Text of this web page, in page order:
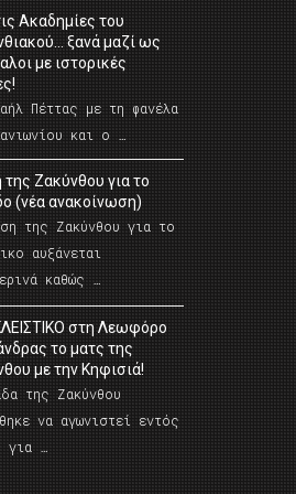
Ακαδημίες του
ξανά μαζί ως
με ιστορικές
Πέττας με τη φανέλα
και ο …
της Ζακύνθου για το
(νέα ανακοίνωση)
της Ζακύνθου για το
αυξάνεται
καθώς …
στη Λεωφόρο
το ματς της
με την Κηφισιά!
της Ζακύνθου
να αγωνιστεί εντός
για …